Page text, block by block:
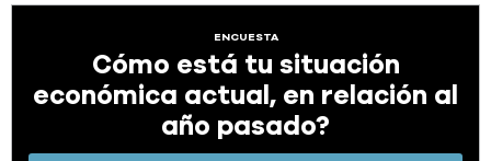
ENCUESTA
Cómo está tu situación
económica actual, en relación al
año pasado?